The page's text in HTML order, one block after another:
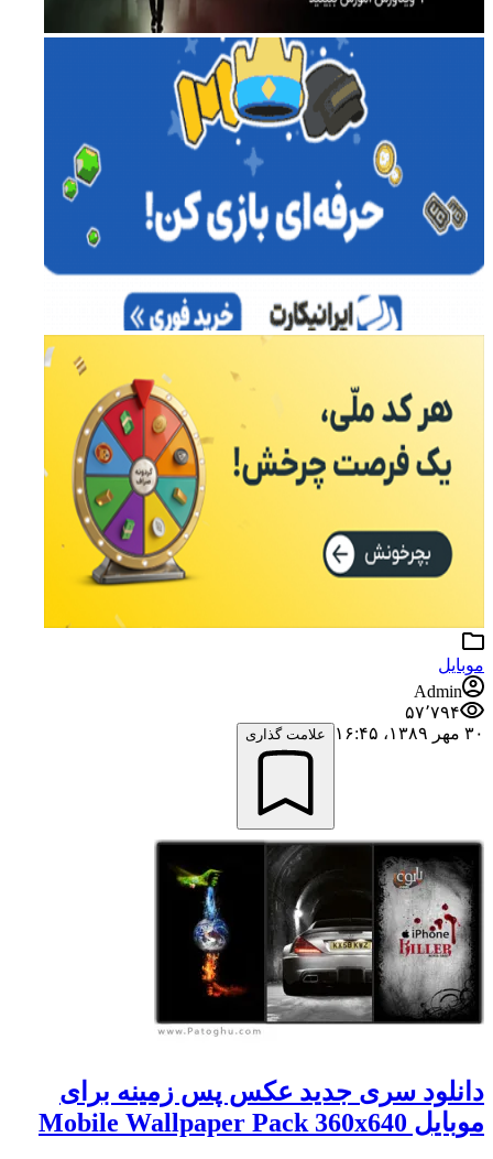
موبایل
Admin
۵۷٬۷۹۴
۳۰ مهر ۱۳۸۹،‏ ۱۶:۴۵
علامت گذاری
دانلود سری جدید عکس پس زمینه برای
موبایل Mobile Wallpaper Pack 360x640